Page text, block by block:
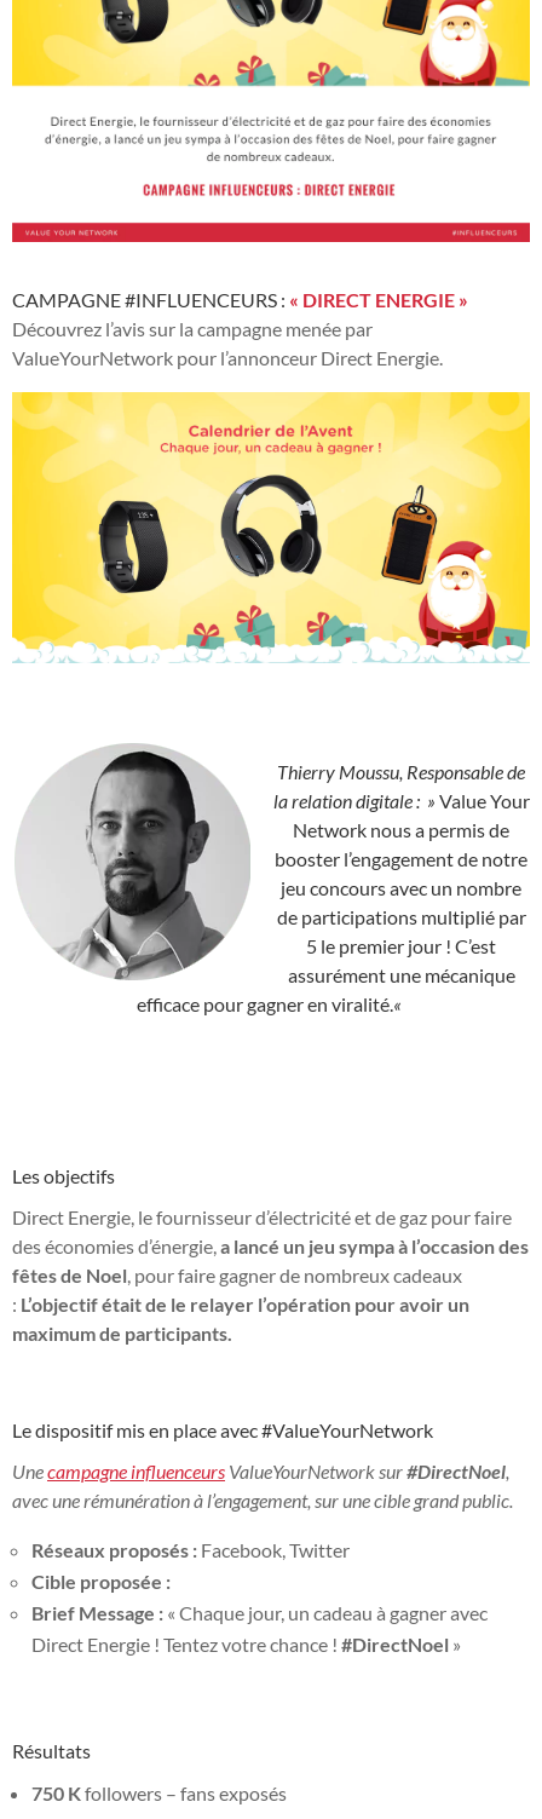
CAMPAGNE #INFLUENCEURS : « DIRECT ENERGIE »
Découvrez l’avis sur la campagne menée par
ValueYourNetwork pour l’annonceur Direct Energie.
Thierry Moussu, Responsable de
la relation digitale : » Value Your
Network nous a permis de
booster l’engagement de notre
jeu concours avec un nombre
de participations multiplié par
5 le premier jour ! C’est
assurément une mécanique
efficace pour gagner en viralité.«
Les objectifs
Direct Energie, le fournisseur d’électricité et de gaz pour faire
des économies d’énergie,a lancé un jeu sympa à l’occasion des
fêtes de Noel, pour faire gagner de nombreux cadeaux
: L’objectif était de le relayer l’opération pour avoir un
maximum de participants.
Le dispositif mis en place avec #ValueYourNetwork
Unecampagne influenceurs ValueYourNetwork sur#DirectNoel,
avec une rémunération à l’engagement, sur une cible grand public.
Réseaux proposés : Facebook, Twitter
Cible proposée :
Brief Message : « Chaque jour, un cadeau à gagner avec
Direct Energie ! Tentez votre chance ! #DirectNoel »
Résultats
750 Kfollowers – fans exposés